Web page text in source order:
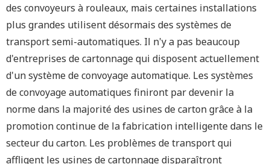
des convoyeurs à rouleaux, mais certaines installations
plus grandes utilisent désormais des systèmes de
transport semi-automatiques. Il n'y a pas beaucoup
d'entreprises de cartonnage qui disposent actuellement
d'un système de convoyage automatique. Les systèmes
de convoyage automatiques finiront par devenir la
norme dans la majorité des usines de carton grâce à la
promotion continue de la fabrication intelligente dans le
secteur du carton. Les problèmes de transport qui
affligent les usines de cartonnage disparaîtront